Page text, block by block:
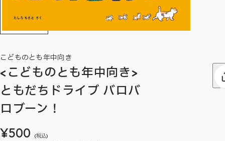
こどものとも年中向き
<こどものとも年中向き>
ともだちドライブ バロバ
ロブーン！
¥500 (税込)